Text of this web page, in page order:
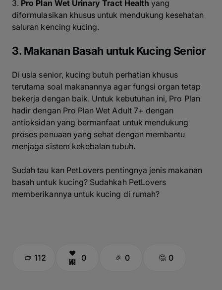
3. Pro Plan Wet Urinary Tract Health yang
diformulasikan khusus untuk mendukung kesehatan
saluran kencing kucing.
3. Makanan Basah untuk Kucing Senior
Di usia senior, kucing butuh perhatian khusus
terutama soal makanannya agar fungsi organ tetap
bekerja dengan baik. Untuk kebutuhan ini, Pro Plan
hadir dengan Pro Plan Wet Adult 7+ dengan
antioksidan yang bermanfaat untuk mendukung
proses penuaan yang sehat dengan membantu
menjaga sistem kekebalan tubuh.
Sudah tau kan PetLovers pentingnya jenis makanan
basah untuk kucing? Sudahkah PetLovers
memberikannya untuk kucing di rumah?
112 0 0 0